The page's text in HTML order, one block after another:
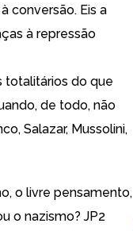
conversão. Eis a
à repressão
totalitários do que
de todo, não
Salazar, Mussolini,
o livre pensamento,
o nazismo? JP2